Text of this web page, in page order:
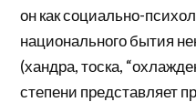
он как социально-
национального бытия
(хандра, тоска,
степени представляет